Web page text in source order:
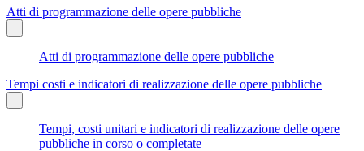
Atti di programmazione delle opere pubbliche
Atti di programmazione delle opere pubbliche
Tempi costi e indicatori di realizzazione delle opere pubbliche
Tempi, costi unitari e indicatori di realizzazione delle opere
pubbliche in corso o completate